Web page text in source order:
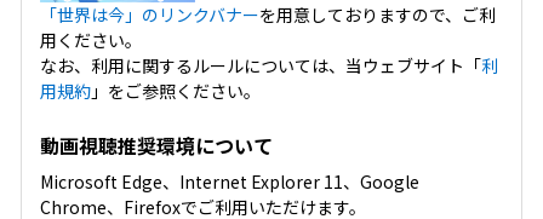
「世界は今」のリンクバナーを用意しておりますので、ご利
用ください。
なお、利用に関するルールについては、当ウェブサイト「利
用規約」をご参照ください。
動画視聴推奨環境について
Microsoft Edge、Internet Explorer 11、Google
Chrome、Firefoxでご利用いただけます。